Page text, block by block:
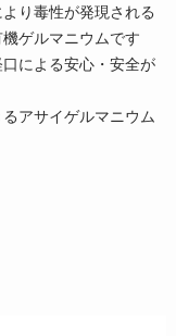
り毒性が発現される
ゲルマニウムです
による安心・安全が
アサイゲルマニウム